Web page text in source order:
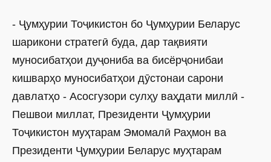
- Ҷумҳурии Тоҷикистон бо Ҷумҳурии Беларус
шарикони стратегӣ буда, дар тақвияти
муносибатҳои дуҷониба ва бисёрҷонибаи
кишварҳо муносибатҳои дӯстонаи сарони
давлатҳо - Асосгузори сулҳу ваҳдати миллӣ -
Пешвои миллат, Президенти Ҷумҳурии
Тоҷикистон муҳтарам Эмомалӣ Раҳмон ва
Президенти Ҷумҳурии Беларус муҳтарам